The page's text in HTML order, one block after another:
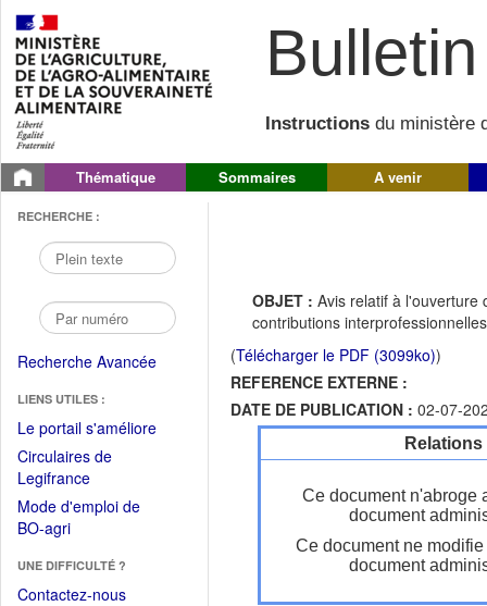
Instructions du ministère
Thématique Sommaires A venir
RECHERCHE :
Recherche Avancée
LIENS UTILES :
Le portail s'améliore(Fichier
Circulaires de
Legifrance(Ouvrir
dans
une
fenêtre)
Mode d'emploi de
BO-agri(Ouvrir
une
nouvelle
UNE DIFFICULTÉ ?
Contactez-nous
OBJET : Avis relatif à l'ouverture
contributions
(Télécharger le PDF (3099ko))
REFERENCE EXTERNE :
DATE DE PUBLICATION : 02-07-
Ce document n'abroge
document
Ce document ne
document